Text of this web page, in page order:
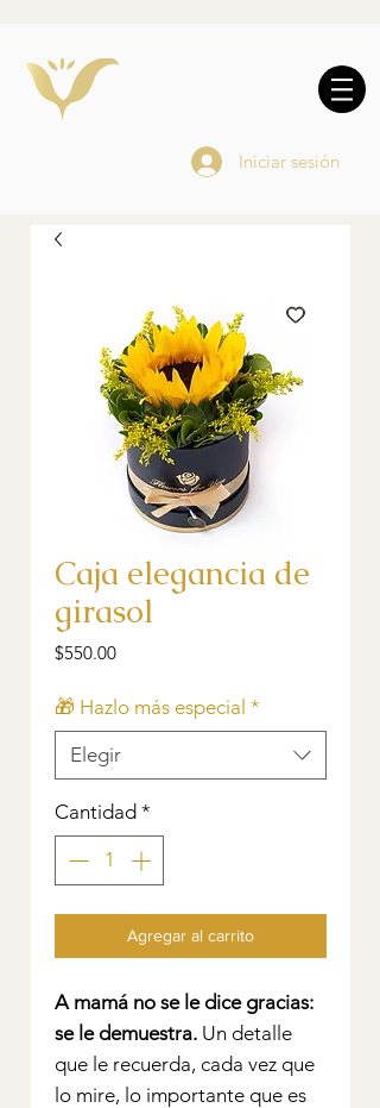
10% DE REGALO EN
ONLINE
Iniciar sesión
Caja elegancia de
girasol
$550.00Precio
🎁 Hazlo más especial *
Elegir
Cantidad *
Agregar al carrito
A mamá no se le dice gracias:
se le demuestra. Un detalle
que le recuerda, cada vez que
lo mire, lo importante que es